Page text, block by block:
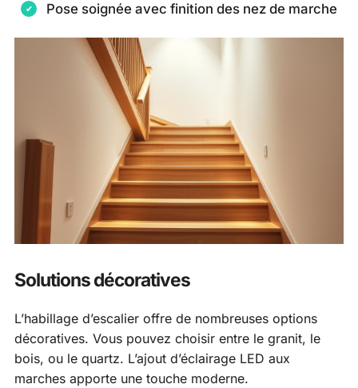
Pose soignée avec finition des nez de marche
Solutions décoratives
L’habillage d’escalier offre de nombreuses options
décoratives. Vous pouvez choisir entre le granit, le
bois, ou le quartz. L’ajout d’éclairage LED aux
marches apporte une touche moderne.